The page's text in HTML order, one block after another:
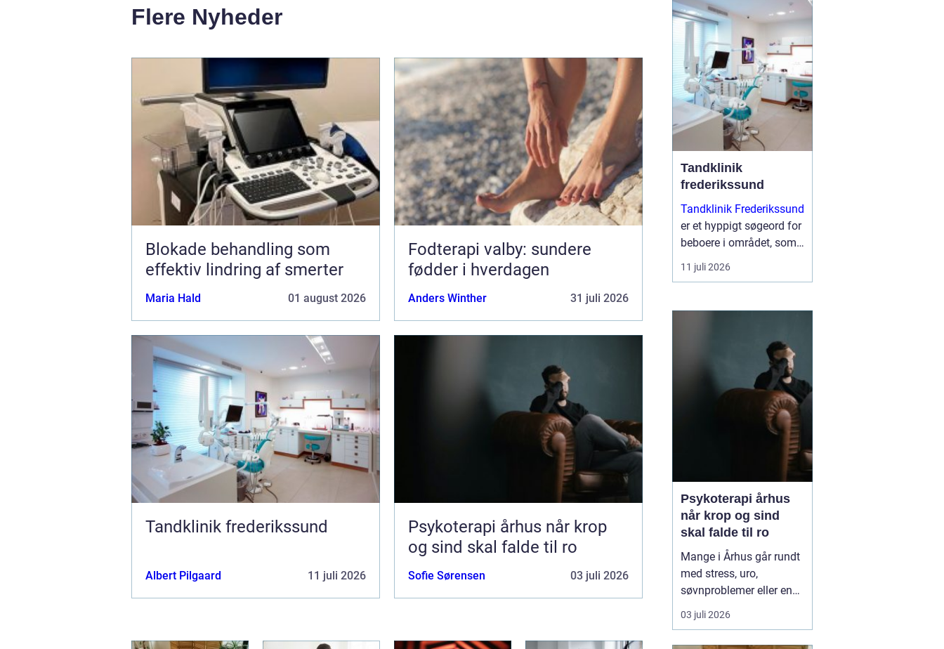
Flere Nyheder
Blokade behandling som
effektiv lindring af smerter
Maria Hald 01 august 2026
Fodterapi valby: sundere
fødder i hverdagen
Anders Winther 31 juli 2026
Tandklinik frederikssund
Albert Pilgaard 11 juli 2026
Psykoterapi århus når krop
og sind skal falde til ro
Sofie Sørensen 03 juli 2026
fodterapi kan forebygge,
lindre og behandle
mange af de gener, som
både unge, voksne og
ældre opl...
Tandklinik
frederikssund
Tandklinik Frederikssund
er et hyppigt søgeord for
beboere i området, som
leder efter tryg og fagligt
stærk tandbehandling.
hvor der er tid til
atmosfære og en klar
11 juli 2026
Psykoterapi århus
når krop og sind
skal falde til ro
Mange i Århus går rundt
med stress, uro,
søvnproblemer eller en
følelse af at være kørt
fast i livet. Nogle har
03 juli 2026